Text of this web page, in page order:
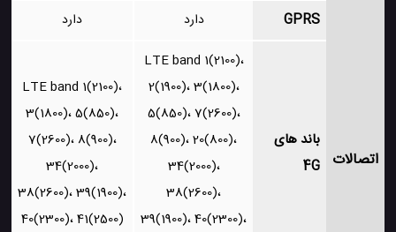
اتصالات
GPRS دارد دارد
باند های
4G
LTE band 1(2100)،
2(1900)، 3(1800)،
5(850)، 7(2600)،
8(900)، 20(800)،
34(2000)،
38(2600)،
39(1900)، 40(2300)،
LTE band 1(2100)،
3(1800)، 5(850)،
7(2600)، 8(900)،
34(2000)،
38(2600)، 39(1900)،
40(2300)، 41(2500)